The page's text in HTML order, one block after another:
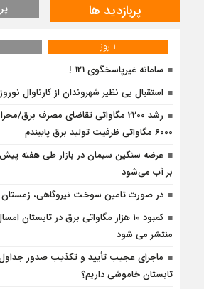
پربازدید ها
1 روز
سامانه غیرپاسخگوی 121 !
استقبال بی نظیر شهروندان از کارناوال
رشد 2200 مگاواتی تقاضای مصرف برق/
6000 مگاواتی ظرفیت تولید برق پایبندم
عرضه سنگین سیمان در بازار طی هفته
بر آب می‌شود
در صورت تامین سوخت نیروگاهی،
کمبود ۱۰ هزار مگاواتی برق در
منتشر می شود
ماجرای عجیب تأیید و تکذیب صدور
تابستان خاموشی داریم؟